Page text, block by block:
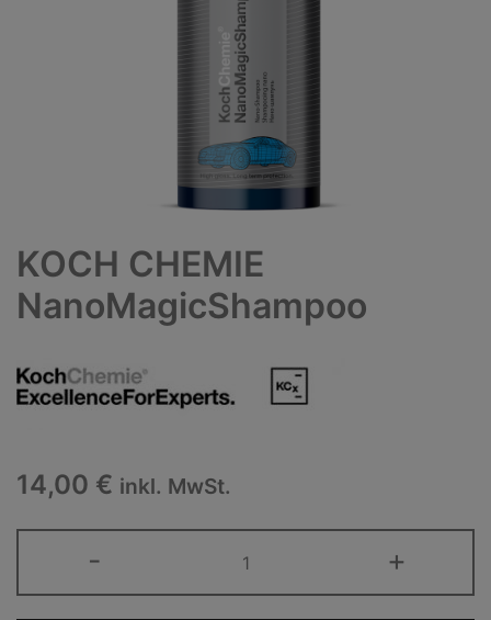
KOCH CHEMIE
NanoMagicShampoo
14,00 € inkl. MwSt.
-
CHEMIE
NanoMagicShampoo
+